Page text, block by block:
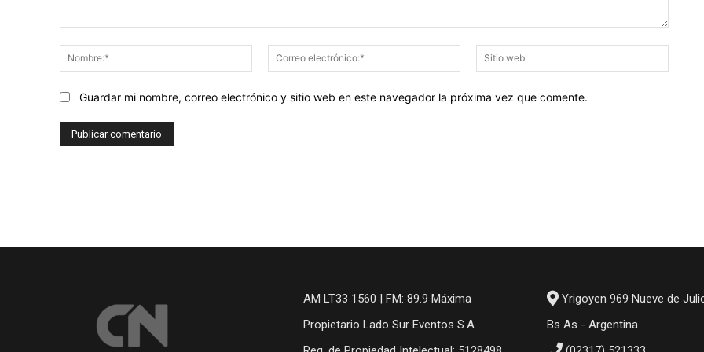
Nombre:*
Correo
electrónico:*
web:
Guardar mi nombre, correo electrónico y sitio web en este navegador la próxima vez que comente.
AM LT33 1560 | FM: 89.9 Máxima
Propietario Lado Sur Eventos S.A
Yrigoyen 969 Nueve de
Bs As - Argentina